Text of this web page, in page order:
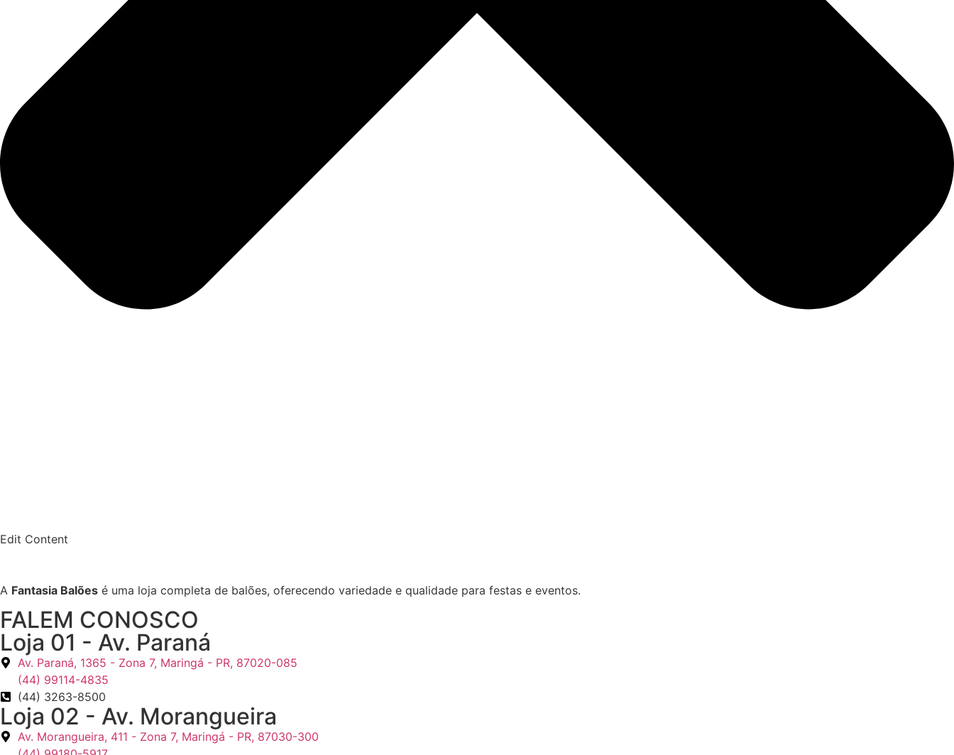
Edit Content
A Fantasia Balões é uma loja completa de balões, oferecendo variedade e qualidade para festas e eventos.
FALEM CONOSCO
Loja 01 - Av. Paraná
Av. Paraná, 1365 - Zona 7, Maringá - PR, 87020-085
(44) 99114-4835
(44) 3263-8500
Loja 02 - Av. Morangueira
Av. Morangueira, 411 - Zona 7, Maringá - PR, 87030-300